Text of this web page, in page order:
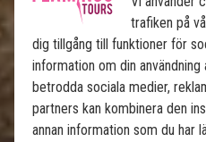
Se karta
trafiken på
dig tillgång till funktioner för
information om din
betrodda sociala medier,
partners kan kombinera den
annan information som du har